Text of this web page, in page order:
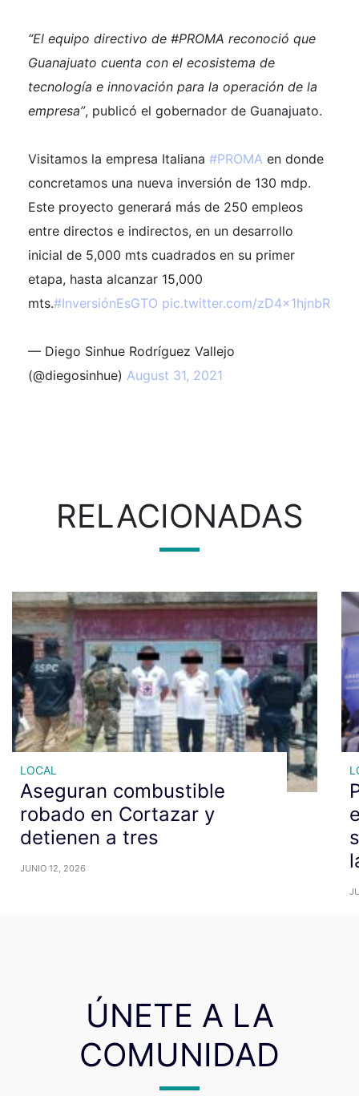
“El equipo directivo de #PROMA reconoció que
Guanajuato cuenta con el ecosistema de
tecnología e innovación para la operación de la
empresa”, publicó el gobernador de Guanajuato.
Visitamos la empresa Italiana #PROMA en donde
concretamos una nueva inversión de 130 mdp.
Este proyecto generará más de 250 empleos
entre directos e indirectos, en un desarrollo
inicial de 5,000 mts cuadrados en su primer
etapa, hasta alcanzar 15,000
mts.#InversiónEsGTO pic.twitter.com/zD4x1hjnbR
— Diego Sinhue Rodríguez Vallejo
(@diegosinhue) August 31, 2021
RELACIONADAS
LOCAL
Aseguran combustible
robado en Cortazar y
detienen a tres
JUNIO 12, 2026
ÚNETE A LA
COMUNIDAD